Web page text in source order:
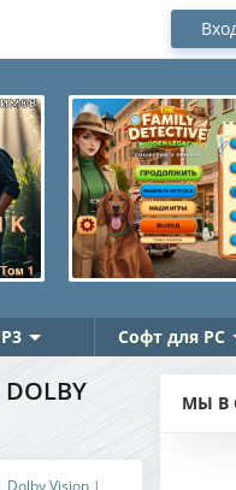
Софт для PC
Dolby Vision |
МЫ В